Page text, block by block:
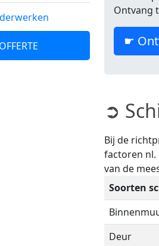
Ontvang
☛
➲
Bij de
factoren nl.
van de
Soorten
Deur